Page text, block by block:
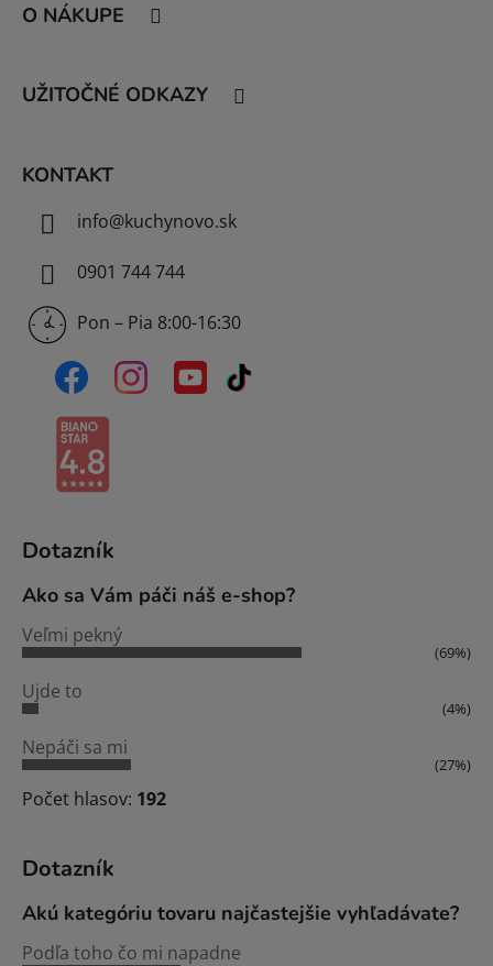
O NÁKUPE
UŽITOČNÉ ODKAZY
KONTAKT
info@kuchynovo.sk
0901 744 744
Pon – Pia 8:00-16:30
Dotazník
Ako sa Vám páči náš e-shop?
Veľmi pekný
(69%)
Ujde to
(4%)
Nepáči sa mi
(27%)
Počet hlasov: 192
Dotazník
Akú kategóriu tovaru najčastejšie vyhľadávate?
Podľa toho čo mi napadne